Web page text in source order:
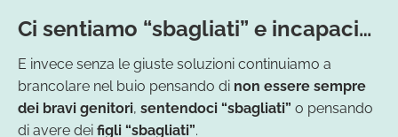
Ci sentiamo “sbagliati” e incapaci…
E invece senza le giuste soluzioni continuiamo a
brancolare nel buio pensando di non essere sempre
dei bravi genitori, sentendoci “sbagliati” o pensando
di avere dei figli “sbagliati”.